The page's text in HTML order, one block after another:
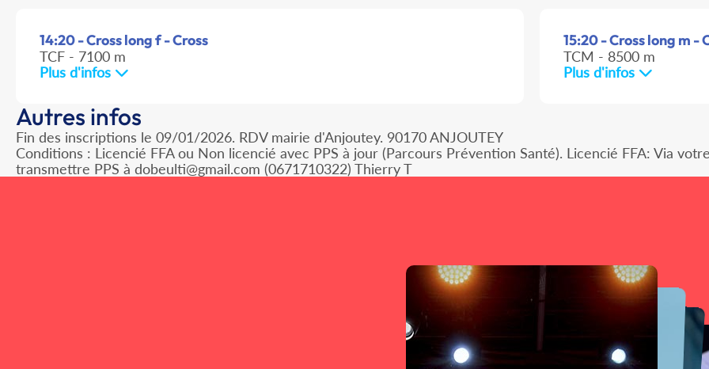
14:20 - Cross long f - Cross
TCF - 7100 m
Plus d'infos
15:20 - Cross long m -
TCM - 8500 m
Plus d'infos
Autres infos
Fin des inscriptions le 09/01/2026. RDV mairie d'Anjoutey. 90170 ANJOUTEY
Conditions : Licencié FFA ou Non licencié avec PPS à jour (Parcours Prévention Santé). Licencié FFA: Via
transmettre PPS à dobeulti@gmail.com (0671710322) Thierry T